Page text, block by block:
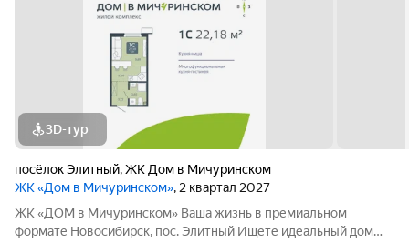
3D-тур
посёлок Элитный,ЖК Дом в Мичуринском
ЖК «Дом в Мичуринском», 2 квартал 2027
ЖК «ДОМ в Мичуринском» Ваша жизнь в премиальном
формате Новосибирск, пос. Элитный Ищете идеальный дом